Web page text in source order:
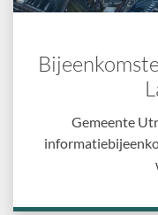
Gemeente